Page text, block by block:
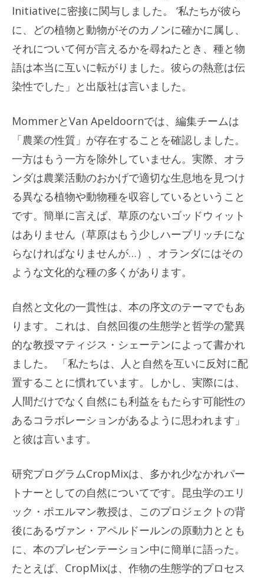
Initiativeに密接に関与しました。 ‘私たちが彼ら
に、どの植物と動物がそのカノンに確かに属し、
それについて何が言えるかを尋ねたとき、種と物
語は本当に互いに転がりました。彼らの熱意は伝
染性でした」と出版社は言いました。
MommerとVan Apeldoornでは、編集チームは
「農業の性質」が存在することを確認しました。
一方はもう一方を除外していません。実際、オラ
ンダは農業活動のおかげで適切な生息地を見つけ
る異なる植物や動物種を収容しているということ
です。簡単に言えば、草原のないゴッドウィット
はありません（草原はもう少しハーブリッチにな
らなければなりませんが…）、オランダにはその
ような文化的な種の多くがあります。
自然と文化の一貫性は、本の序文のテーマでもあ
ります。これは、自然回復の生態学と哲学の驚異
的な教授マティジス・シェーテンによって書かれ
ました。 「私たちは、人と自然を互いに反対に配
置することに慣れています。しかし、実際には、
人間だけでなく自然にも利益をもたらす可能性の
あるコラボレーションがあるように思われます」
と彼は言います。
研究プログラムCropMixは、多かれ少なかれパー
トナーとしての自然についてです。昆虫学のエリ
ック・ポエルマン教授は、このプロジェクトの背
後にあるヴァン・アペルドールンの原動力ととも
に、本のプレゼンテーション中に簡単に語った。
たとえば、CropMixは、作物の生態学的プロセス